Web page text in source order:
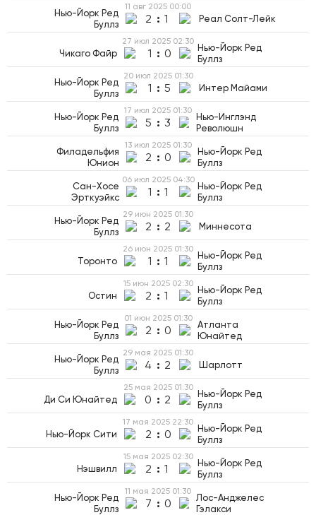
11 авг 2025 00:00
Нью-Йорк Ред
Буллз
2 : 1 Реал Солт-Лейк
27 июл 2025 02:30
Чикаго Файр 1 : 0
Нью-Йорк Ред
Буллз
20 июл 2025 01:30
Нью-Йорк Ред
Буллз
1 : 5 Интер Майами
17 июл 2025 01:30
Нью-Йорк Ред
Буллз
5 : 3
Нью-Инглэнд
Революшн
13 июл 2025 01:30
Филадельфия
Юнион
2 : 0
Нью-Йорк Ред
Буллз
06 июл 2025 04:30
Сан-Хосе
Эрткуэйкс
1 : 1
Нью-Йорк Ред
Буллз
29 июн 2025 01:30
Нью-Йорк Ред
Буллз
2 : 2 Миннесота
26 июн 2025 01:30
Торонто 1 : 1
Нью-Йорк Ред
Буллз
15 июн 2025 02:30
Остин 2 : 1
Нью-Йорк Ред
Буллз
01 июн 2025 01:30
Нью-Йорк Ред
Буллз
2 : 0
Атланта
Юнайтед
29 мая 2025 01:30
Нью-Йорк Ред
Буллз
4 : 2 Шарлотт
25 мая 2025 01:30
Ди Си Юнайтед 0 : 2
Нью-Йорк Ред
Буллз
17 мая 2025 22:30
Нью-Йорк Сити 2 : 0
Нью-Йорк Ред
Буллз
15 мая 2025 02:30
Нэшвилл 2 : 1
Нью-Йорк Ред
Буллз
11 мая 2025 01:30
Нью-Йорк Ред
Буллз
7 : 0
Лос-Анджелес
Гэлакси